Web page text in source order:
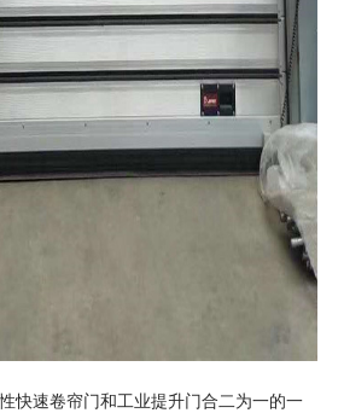
快速卷帘门和工业提升门合二为一的一